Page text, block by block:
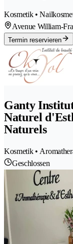
Kosmetik •
Avenue William-
Termin reservieren
Ganty
Naturel
Naturels
Kosmetik •
Geschlossen